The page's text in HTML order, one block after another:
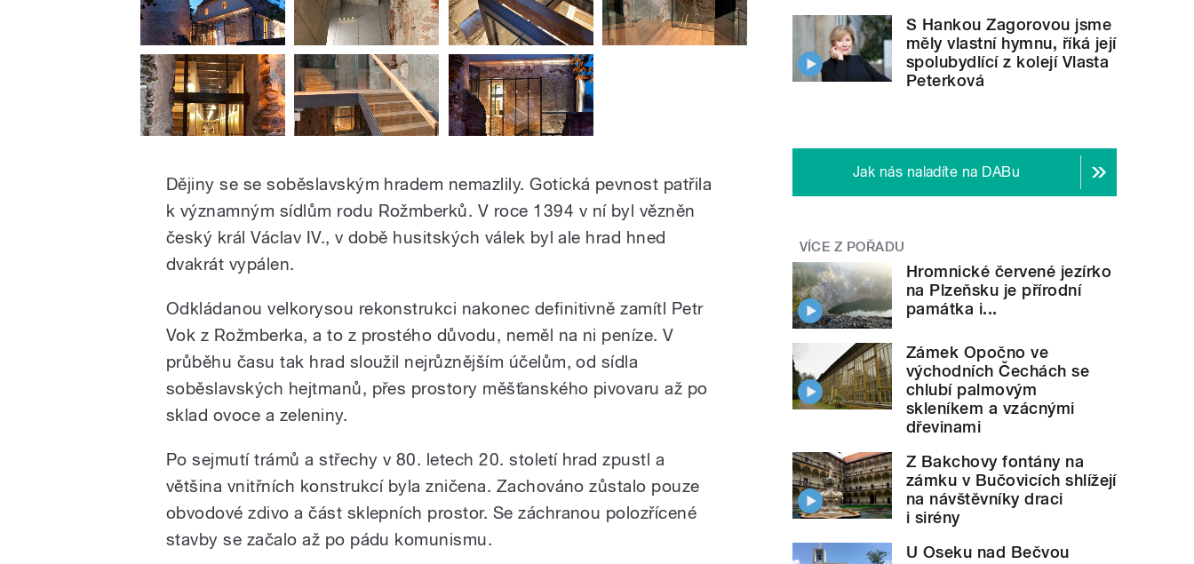
Dějiny se se soběslavským hradem nemazlily. Gotická pevnost patřila
k významným sídlům rodu Rožmberků. V roce 1394 v ní byl vězněn
český král Václav IV., v době husitských válek byl ale hrad hned
dvakrát vypálen.
Odkládanou velkorysou rekonstrukci nakonec definitivně zamítl Petr
Vok z Rožmberka, a to z prostého důvodu, neměl na ni peníze. V
průběhu času tak hrad sloužil nejrůznějším účelům, od sídla
soběslavských hejtmanů, přes prostory měšťanského pivovaru až po
sklad ovoce a zeleniny.
Po sejmutí trámů a střechy v 80. letech 20. století hrad zpustl a
většina vnitřních konstrukcí byla zničena. Zachováno zůstalo pouze
obvodové zdivo a část sklepních prostor. Se záchranou polozřícené
stavby se začalo až po pádu komunismu.
S Hankou Zagorovou jsme
měly vlastní hymnu, říká její
spolubydlící z kolejí Vlasta
Peterková
Jak nás naladíte na DABu
VÍCE Z POŘADU
Hromnické červené jezírko
na Plzeňsku je přírodní
památka i...
Zámek Opočno ve
východních Čechách se
chlubí palmovým
skleníkem a vzácnými
dřevinami
Z Bakchovy fontány na
zámku v Bučovicích shlížejí
na návštěvníky draci
i sirény
U Oseku nad Bečvou